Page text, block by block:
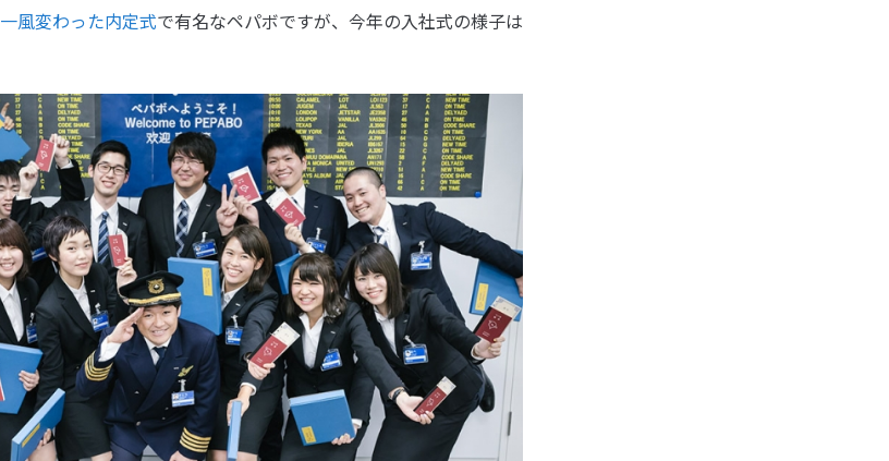
一風変わった内定式で有名なペパボですが、今年の入社式の様子は